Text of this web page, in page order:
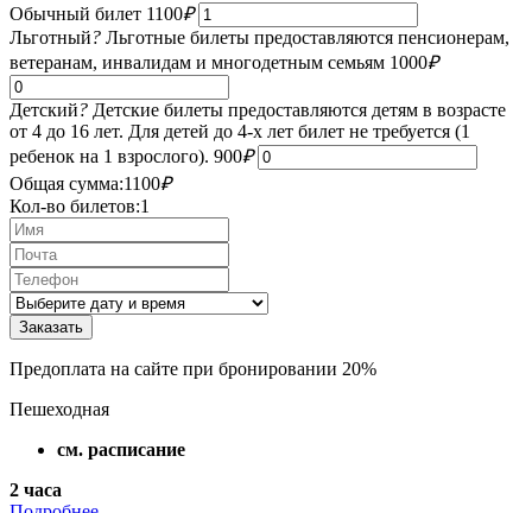
Обычный билет 1100₽
Льготный? Льготные билеты предоставляются пенсионерам,
ветеранам, инвалидам и многодетным семьям 1000₽
Детский? Детские билеты предоставляются детям в возрасте
от 4 до 16 лет. Для детей до 4-х лет билет не требуется (1
ребенок на 1 взрослого). 900₽
Общая сумма:1100₽
Кол-во билетов:1
Предоплата на сайте при бронировании 20%
Пешеходная
см. расписание
2 часа